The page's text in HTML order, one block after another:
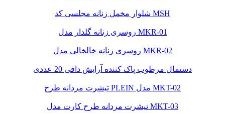
شلوار مخمل زنانه مجلسی کد MSH
روسری زنانه گلدار مدل MKR-01
روسری زنانه خالخالی مدل MKR-02
دستمال مرطوب پاک کننده آرایش دافی 20 عددی
تیشرت مردانه طرح PLEIN مدل MKT-02
تیشرت مردانه طرح کارت مدل MKT-03